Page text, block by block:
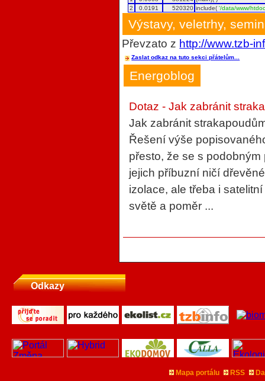
2
0.0191 520320 include('/data/www/
Výstavy, veletrhy,
Převzato z http://www.tzb-
Zaslat odkaz na tuto sekci přátelům...
Energoblog
Dotaz - Jak zabránit
Jak zabránit
Řešení výše
přesto, že se s
jejich příbuzní ničí
izolace, ale třeba i
světě a poměr ...
Odkazy
Mapa portálu RSS